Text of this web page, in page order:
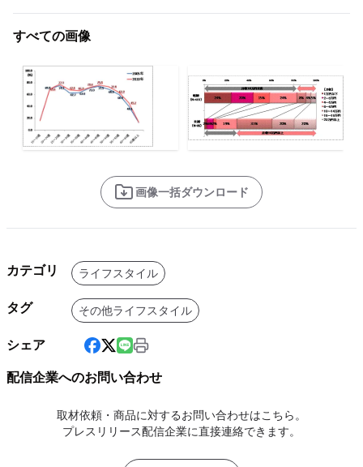
すべての画像
画像一括ダウンロード
カテゴリ ライフスタイル
タグ その他ライフスタイル
シェア
配信企業へのお問い合わせ
取材依頼・商品に対するお問い合わせはこちら。
プレスリリース配信企業に直接連絡できます。